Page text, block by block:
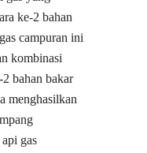
ke-2 bahan
campuran ini
kombinasi
bahan bakar
menghasilkan
gas